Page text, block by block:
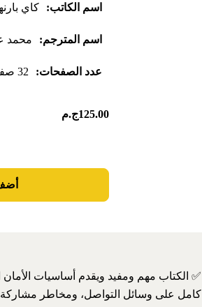
اسم الكاتب: كاي
اسم المترجم: محمد
عدد الصفحات: 32 صفحة
125.00ج.م
✅ الكتاب مهم ومفيد ويقدم أساسيات الأمان
كامل على وسائل التواصل، ومخاطر